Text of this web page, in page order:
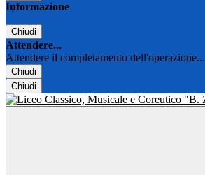
Informazione
Chiudi
Attendere...
Attendere il completamento dell'operazione...
Chiudi
Chiudi